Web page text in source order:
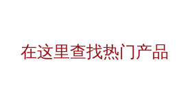
在这里查找热门产品